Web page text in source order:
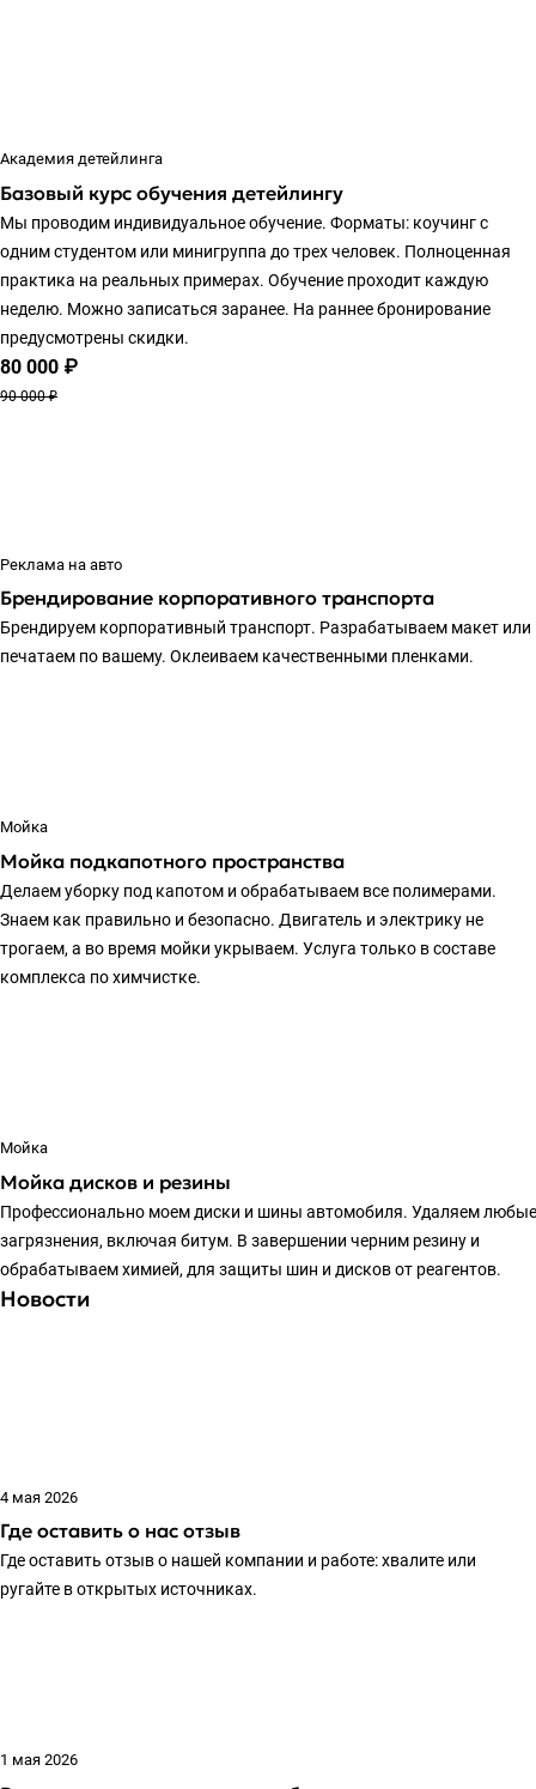
Академия детейлинга
Базовый курс обучения детейлингу
Мы проводим индивидуальное обучение. Форматы: коучинг с
одним студентом или минигруппа до трех человек. Полноценная
практика на реальных примерах. Обучение проходит каждую
неделю. Можно записаться заранее. На раннее бронирование
предусмотрены скидки.
80 000 ₽
90 000 ₽
Реклама на авто
Брендирование корпоративного транспорта
Брендируем корпоративный транспорт. Разрабатываем макет или
печатаем по вашему. Оклеиваем качественными пленками.
Мойка
Мойка подкапотного пространства
Делаем уборку под капотом и обрабатываем все полимерами.
Знаем как правильно и безопасно. Двигатель и электрику не
трогаем, а во время мойки укрываем. Услуга только в составе
комплекса по химчистке.
Мойка
Мойка дисков и резины
Профессионально моем диски и шины автомобиля. Удаляем любые
загрязнения, включая битум. В завершении черним резину и
обрабатываем химией, для защиты шин и дисков от реагентов.
Новости
4 мая 2026
Где оставить о нас отзыв
Где оставить отзыв о нашей компании и работе: хвалите или
ругайте в открытых источниках.
1 мая 2026